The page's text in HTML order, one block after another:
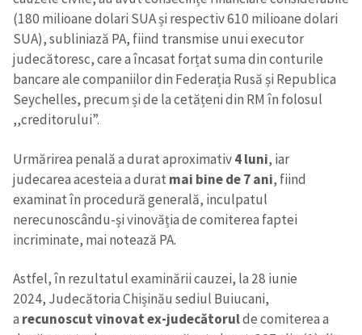
(180 milioane dolari SUA și respectiv 610 milioane dolari
SUA), subliniază PA, fiind transmise unui executor
judecătoresc, care a încasat forțat suma din conturile
bancare ale companiilor din Federația Rusă și Republica
Seychelles, precum și de la cetățeni din RM în folosul
,,creditorului”.
Urmărirea penală a durat aproximativ4 luni, iar
judecarea acesteia a durat mai bine de 7 ani, fiind
examinat în procedură generală, inculpatul
nerecunoscându-și vinovăția de comiterea faptei
incriminate, mai notează PA.
Astfel, în rezultatul examinării cauzei, la 28 iunie
2024, Judecătoria Chișinău sediul Buiucani,
a recunoscut vinovat ex-judecătorulde comiterea a